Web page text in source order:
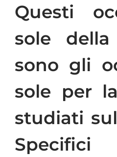
Questi
sole della
sono gli
sole per
studiati